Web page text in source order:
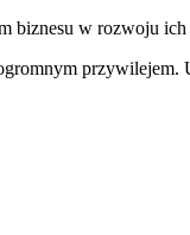
biznesu w rozwoju
przywilejem.